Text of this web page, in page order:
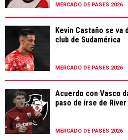
MERCADO DE PASES 2026
Kevin Castaño se va
club de Sudamérica
MERCADO DE PASES 2026
Acuerdo con Vasco
paso de irse de River
MERCADO DE PASES 2026